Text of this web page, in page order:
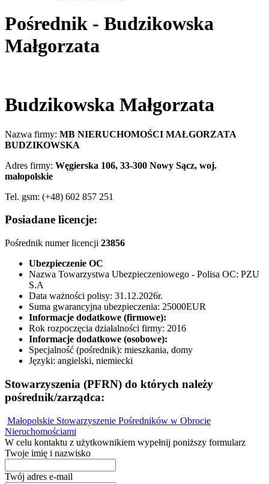
Pośrednik - Budzikowska
Małgorzata
Budzikowska Małgorzata
Nazwa firmy: MB NIERUCHOMOŚCI MAŁGORZATA
BUDZIKOWSKA
Adres firmy: Węgierska 106, 33-300 Nowy Sącz, woj.
małopolskie
Tel. gsm: (+48) 602 857 251
Posiadane licencje:
Pośrednik numer licencji 23856
Ubezpieczenie OC
Nazwa Towarzystwa Ubezpieczeniowego - Polisa OC: PZU
S.A
Data ważności polisy: 31.12.2026r.
Suma gwarancyjna ubezpieczenia: 25000EUR
Informacje dodatkowe (firmowe):
Rok rozpoczęcia działalności firmy: 2016
Informacje dodatkowe (osobowe):
Specjalność (pośrednik): mieszkania, domy
Języki: angielski, niemiecki
Stowarzyszenia (PFRN) do których należy
pośrednik/zarządca:
Małopolskie Stowarzyszenie Pośredników w Obrocie
Nieruchomościami
W celu kontaktu z użytkownikiem wypełnij poniższy formularz
Twoje imię i nazwisko
Twój adres e-mail